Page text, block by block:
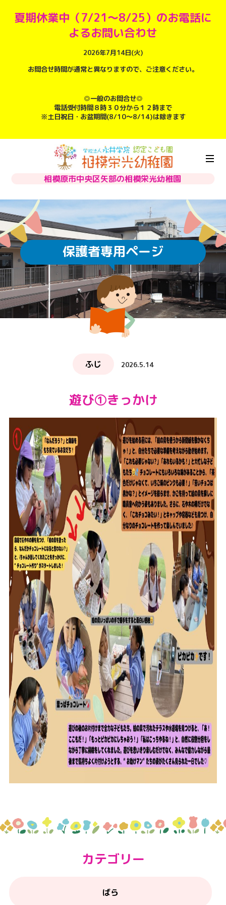
夏期休業中（7/21～8/25）のお電話に
よるお問い合わせ
2026年7月14日(火)
お問合せ時間が通常と異なりますので、ご注意ください。
◎一般のお問合せ◎
電話受付時間８時３０分から１２時まで
※土日祝日・お盆期間(8/10～8/14)は除きます
相模原市中央区矢部の相模栄光幼稚園
保護者専用ページ
ふじ 2026.5.14
遊び①きっかけ
カテゴリー
ばら